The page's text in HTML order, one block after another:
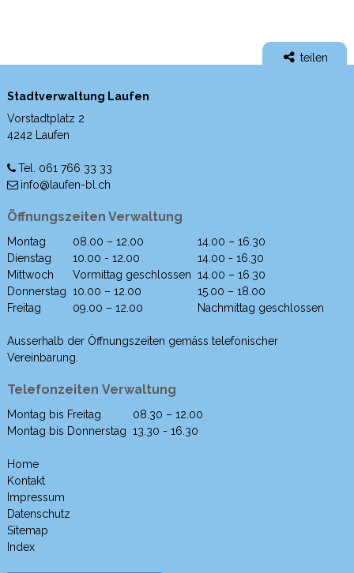
teilen
Stadtverwaltung Laufen
Vorstadtplatz 2
4242 Laufen
Tel. 061 766 33 33
info@laufen-bl.ch
Öffnungszeiten Verwaltung
Wochentag Morgen Nachmittag
Montag 08.00 – 12.00
14.00 – 16.30
Dienstag
10.00 - 12.00
14.00 - 16.30
Mittwoch
Vormittag geschlossen 14.00 – 16.30
Donnerstag 10.00 – 12.00
15.00 – 18.00
Freitag
09.00 – 12.00 Nachmittag geschlossen
Ausserhalb der Öffnungszeiten gemäss telefonischer
Vereinbarung.
Telefonzeiten Verwaltung
Wochentag Morgen Nachmittag
Montag bis Freitag
08.30 – 12.00
Montag bis Donnerstag 13.30 - 16.30
Home
Kontakt
Impressum
Datenschutz
Sitemap
Index